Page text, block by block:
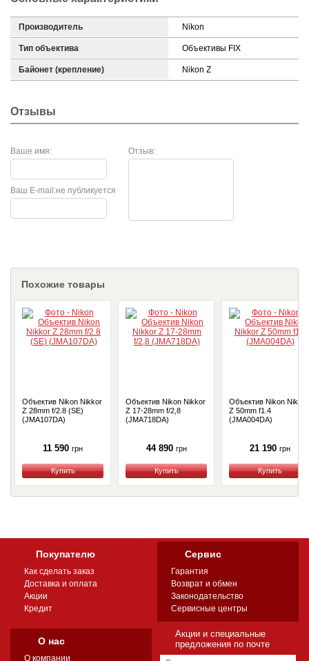
Производитель Nikon
Тип объектива Объективы FIX
Байонет (крепление) Nikon Z
Отзывы
Ваше имя: Отзыв:
не публикуется
Ваш E-mail:
Похожие товары
Объектив Nikon Nikkor
Z 28mm f/2.8 (SE)
(JMA107DA)
11 590 грн
Купить
Объектив Nikon Nikkor
Z 17-28mm f/2,8
(JMA718DA)
44 890 грн
Купить
Объектив Nikon Nikkor
Z 50mm f1.4
(JMA004DA)
21 190 грн
Купить
Покупателю
Как сделать заказ
Доставка и оплата
Акции
Кредит
Сервис
Гарантия
Возврат и обмен
Законодательство
Сервисные центры
О нас
О компании
Акции и специальные
предложения по почте